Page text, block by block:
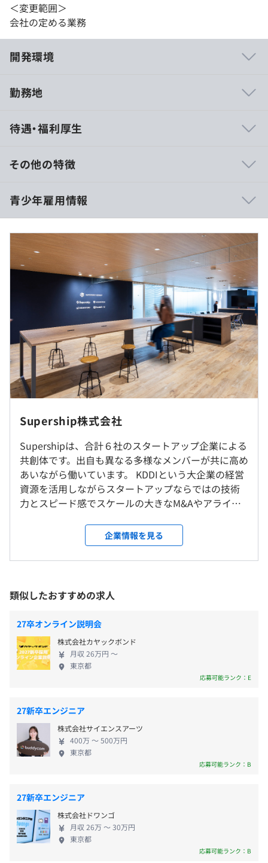
＜変更範囲＞
会社の定める業務
開発環境
・競プロガチ勢多数 (社内で普及活動してます)
・OSS活動しているもいます
・グループにデータサイエンティストが100名在籍
■ScaleOut DSP
「ScaleOut」は、データとテクノロジーで価値ある広告
配信を実現するアドプラットフォームです。
https://supership.jp/magazine/advertisement/922/
■Ad Generation
「Ad Generation」は、媒体社の広告収益最大化と広告運
用コスト削減を支援する媒体社向けの広告配信プラットフ
ォームです。
https://supership.jp/magazine/advertisement/866/
■fortuna
「Fortuna」は、確かなデータで顧客の理解促進を支援
し、スムーズな施策実現へ導くマーケター向け課題解決ソ
リューションです。
https://supership.jp/business/fortuna/
■S4（Supership Search Solution）
「S4シリーズ」はサイト内検索エンジンやサイト内商品
広告ソリューション、商品レコメンド広告ソリューション
https://supership.jp/magazine/product/1184/
顧客がNFC搭載什器にスマホタッチすることで自社媒体に
誘導し特典付与やデータの活用を支援する店舗型リテール
メディアソリューションです。
https://supership.jp/business/touchgift/
・キャリアコンサルティング制度：所属上長とのキャリア
面談
・新卒導入研修：入社時から3ヶ月間を研修期間とし、集
合研修やジョブローテーションを通して社会人基
礎能力の向上や業界知識・その他必要スキルのインプット
・社内研修制度：月1回のアドテク基礎講座や事業部別フ
ォロー講座、技術職の社内勉強会などに参加可能
勤務地
転勤はありません。
就業場所の変更範囲
＜雇入時＞
東京本社、および自宅 ※約1ヶ月の全体研修期間は出社必
＜変更範囲＞
会社の定める場所（テレワークを行う場所を含む）
従業員に対する受動喫煙対策：あり
対策内容：敷地内禁煙（喫煙場所あり）
東京メトロ日比谷線「虎ノ門ヒルズ駅」徒歩3分
東京メトロ銀座線「虎ノ門駅」徒歩6分
待遇・福利厚生
給）
■賃金の決定方法：当社規定により決定
■年収：
■月給：
375,000円～(固定残業代を含む)
※上記には固定残業代（45h/97,544円～）を含みます。
※固定残業時間を超過した場合は別途支給いたします。
（※想定年収 は年収提示額を保証するものではありません）
フレックスタイム制（コアタイム12：00～15：00）
休憩時間：休憩60分 ※昼食時間は業務の都合により各々
の自主性に任せています
平均残業時間：平均10~15時間/月
・祝日
・Happy Friday（土曜日と祝日が重なった場合前日の金
曜日が休日）
・有給休暇：初年度最大15日付与（入社時支給）
・慶弔休暇
・産前産後休暇
・育児休暇
・アニバーサリー休暇
・残業代
・交通費支給
昇給査定：年2回（5月、11月）
その他の特徴
青少年雇用情報
過去３年間の新卒採用者数・離職者数
前年度 採用者数13人 離職者数0人
2年度前 採用者数15人 離職者数0人
3年度前 採用者数11人 離職者数0人
過去３年間の新卒採用者数の男女別人数
前年度 男性10人 女性3人
2年度前 男性14人 女性1人
3年度前 男性7人 女性4人
研修の有無及び内容
新卒研修（ビジネス研修、テック研修）、その他研修制度
あり
メンター制度の有無
あり
前年度の月平均所定外労働時間の実績
10.0時間
17.9日
Supership株式会社
Supershipは、合計６社のスタートアップ企業による
共創体です。出自も異なる多様なメンバーが共に高め
あいながら働いています。 KDDIという大企業の経営
資源を活用しながらスタートアップならではの技術
力とスピード感でスケールの大きなM&Aやアライア
独自の組織戦略を「ハイブリッドスタートアップ」
と呼んでおり、日本型ユニコーン企業創出の新たな
ケーススタディとして世界に示すことを目指してい
広告事業や検索ソリューション、OMO事業、メッセ
ージングプラットフォーム事業、データコンサルテ
ィング事業などを展開しています。 そんな私たちの
存在意義は、「ミライリアルの幸せを、デジタルの
力で創る」ことです。 今まで無かった新しい価値を
具体的な形にして世の中に届け続けていくことが、
社会への貢献に繋がると信じています。 私たちにし
ンジニア組織について ・大規模な資金調達を実現
し、継続的なM&Aおよびジョイントベンチャー設立
で大きくなっている組織であることから、中途採用
では採用できないような技術に精通したエンジニア、
データサイエンティストが集まっています。現在エン
プ含む）が在籍しており、CTO経験者が複数人いた
り、人工知能学会にて論文採択されたりしている強
者もいます。 ・技術はサービスに応じて最適な技術
をエンジニアが自ら選定し、ビジネスアイデアの段
階から開発、お客様に届くまでの各工程を、ビジネ
企業情報を見る
類似したおすすめの求人
27卒オンライン説明会
株式会社カヤックボンド
月収 26万円 〜
東京都
応募可能ランク：E
27新卒エンジニア
株式会社サイエンスアーツ
400万 〜 500万円
東京都
応募可能ランク：B
27新卒エンジニア
株式会社ドワンゴ
月収 26万 〜 30万円
東京都
応募可能ランク：B